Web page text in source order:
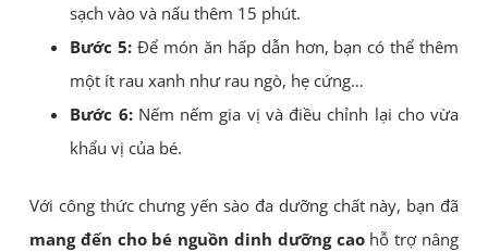
sạch vào và nấu thêm 15 phút.
Bước 5: Để món ăn hấp dẫn hơn, bạn có thể thêm
một ít rau xanh như rau ngò, hẹ cứng…
Bước 6: Nếm nếm gia vị và điều chỉnh lại cho vừa
khẩu vị của bé.
Với công thức chưng yến sào đa dưỡng chất này, bạn đã
mang đến cho bé nguồn dinh dưỡng cao hỗ trợ nâng